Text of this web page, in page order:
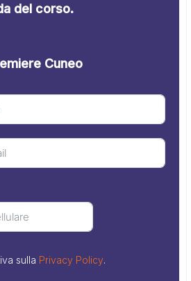
del corso.
Cuneo
sulla Privacy Policy.